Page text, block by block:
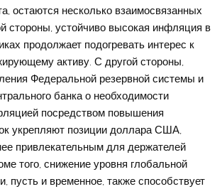
остаются несколько взаимосвязанных
стороны, устойчиво высокая инфляция в
продолжает подогревать интерес к
активу. С другой стороны,
Федеральной резервной системы и
банка о необходимости
посредством повышения
укрепляют позиции доллара США,
привлекательным для держателей
того, снижение уровня глобальной
пусть и временное, также способствует